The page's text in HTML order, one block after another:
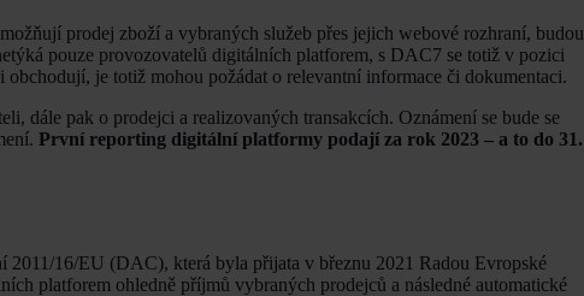
prodej zboží a vybraných služeb přes jejich webové rozhraní, budou
pouze provozovatelů digitálních platforem, s DAC7 se totiž v pozici
je totiž mohou požádat o relevantní informace či dokumentaci.
dále pak o prodejci a realizovaných transakcích. Oznámení se bude se
První reporting digitální platformy podají za rok 2023 – a to do 31.
2011/16/EU (DAC), která byla přijata v březnu 2021 Radou Evropské
platforem ohledně příjmů vybraných prodejců a následné automatické